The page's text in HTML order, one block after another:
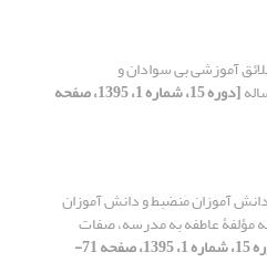
آموزشی بی سوادان و
[دوره 15، شماره 1، 1395، صفحه
آموزان منضبط و دانش آموزان
مؤلفۀ عاطفه به مدرسه، صفات
[دوره 15، شماره 1، 1395، صفحه 71-